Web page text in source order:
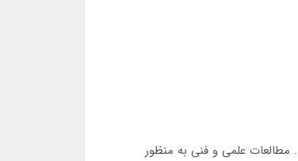
صنعتی، در مرداد ماه سال 1377 تأسیس و آغاز به کار نمود. مطالعات علمی و فنی به منظور